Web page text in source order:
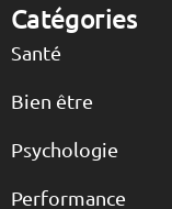
Catégories
Santé
Bien être
Psychologie
Performance